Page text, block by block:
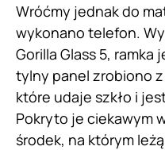
Wróćmy jednak do
wykonano telefon.
Gorilla Glass 5,
tylny panel zrobiono
które udaje szkło i
Pokryto je ciekawym
środek, na którym